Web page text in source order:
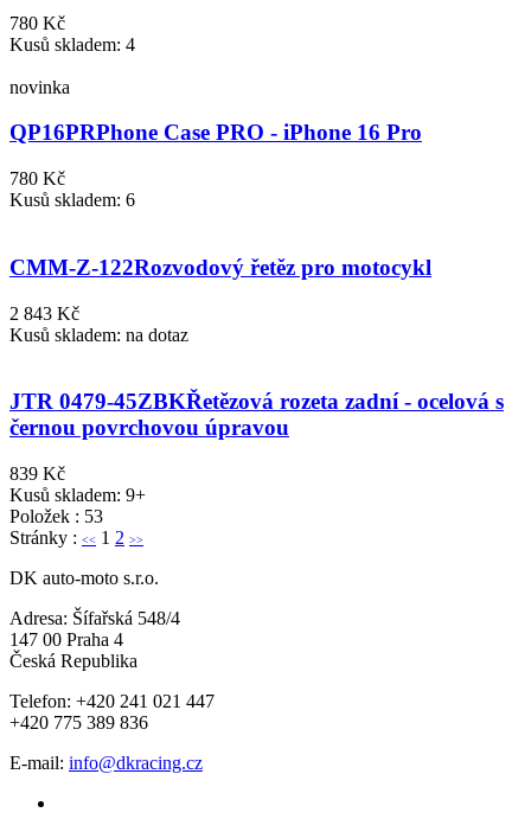
780 Kč
Kusů skladem: 4
novinka
QP16PRPhone Case PRO - iPhone 16 Pro
780 Kč
Kusů skladem: 6
CMM-Z-122Rozvodový řetěz pro motocykl
2 843 Kč
Kusů skladem: na dotaz
JTR 0479-45ZBKŘetězová rozeta zadní - ocelová s
černou povrchovou úpravou
839 Kč
Kusů skladem: 9+
Položek : 53
Stránky : << 1 2 >>
DK auto-moto s.r.o.
Adresa: Šífařská 548/4
147 00 Praha 4
Česká Republika
Telefon: +420 241 021 447
+420 775 389 836
E-mail: info@dkracing.cz